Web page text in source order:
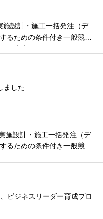
設計・施工一括発注（デ
るための条件付き一般競争
します
ました
施設計・施工一括発注（デ
るための条件付き一般競争
ビジネスリーダー育成プロ